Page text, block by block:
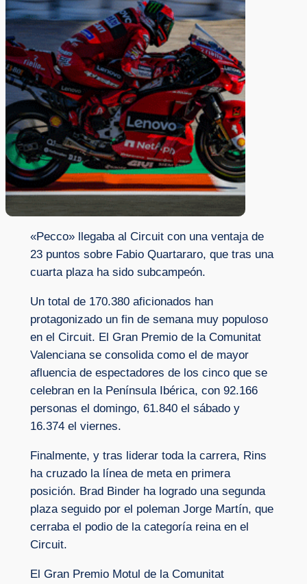
«Pecco» llegaba al Circuit con una ventaja de
23 puntos sobre Fabio Quartararo, que tras una
cuarta plaza ha sido subcampeón.
Un total de 170.380 aficionados han
protagonizado un fin de semana muy populoso
en el Circuit. El Gran Premio de la Comunitat
Valenciana se consolida como el de mayor
afluencia de espectadores de los cinco que se
celebran en la Península Ibérica, con 92.166
personas el domingo, 61.840 el sábado y
16.374 el viernes.
Finalmente, y tras liderar toda la carrera, Rins
ha cruzado la línea de meta en primera
posición. Brad Binder ha logrado una segunda
plaza seguido por el poleman Jorge Martín, que
cerraba el podio de la categoría reina en el
Circuit.
El Gran Premio Motul de la Comunitat